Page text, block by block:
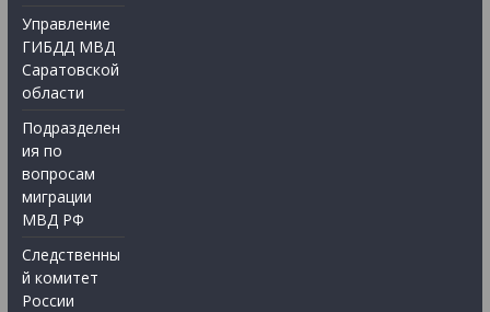
Управление
ГИБДД МВД
Саратовской
области
Подразделен
ия по
вопросам
миграции
МВД РФ
Следственны
й комитет
России